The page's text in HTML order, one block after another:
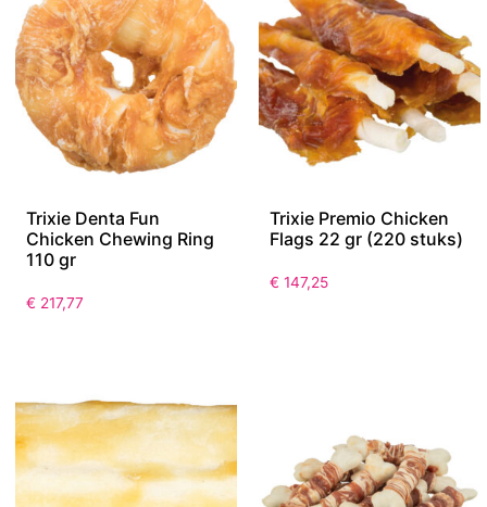
Trixie Denta Fun
Chicken Chewing Ring
110 gr
€ 217,77
Trixie Premio Chicken
Flags 22 gr (220 stuks)
€ 147,25